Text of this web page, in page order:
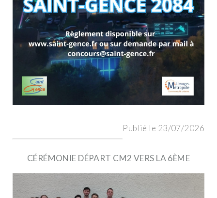
Publié le 23/07/2026
CÉRÉMONIE DÉPART CM2 VERS LA 6ÈME